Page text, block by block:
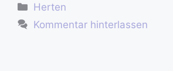
Herten
Kommentar hinterlassen